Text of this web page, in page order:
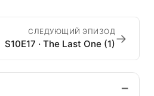
СЛЕДУЮЩИЙ ЭПИЗОД
S10E17 · The Last One (1)→
−